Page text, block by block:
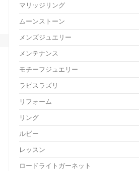
マリッジリング
ムーンストーン
メンズジュエリー
メンテナンス
モチーフジュエリー
ラピスラズリ
リフォーム
リング
ルビー
レッスン
ロードライトガーネット